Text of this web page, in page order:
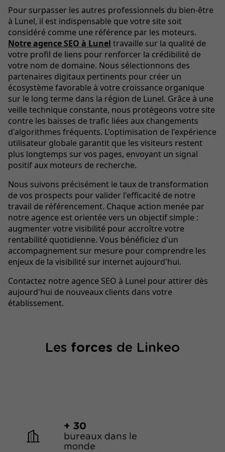
Pour surpasser les autres professionnels du bien-être
à Lunel, il est indispensable que votre site soit
considéré comme une référence par les moteurs.
Notre agence SEO à Lunel travaille sur la qualité de
votre profil de liens pour renforcer la crédibilité de
votre nom de domaine. Nous sélectionnons des
partenaires digitaux pertinents pour créer un
écosystème favorable à votre croissance organique
sur le long terme dans la région de Lunel. Grâce à une
veille technique constante, nous protégeons votre site
contre les baisses de trafic liées aux changements
d'algorithmes fréquents. L'optimisation de l'expérience
utilisateur globale garantit que les visiteurs restent
plus longtemps sur vos pages, envoyant un signal
positif aux moteurs de recherche.
Nous suivons précisément le taux de transformation
de vos prospects pour valider l'efficacité de notre
travail de référencement. Chaque action menée par
notre agence est orientée vers un objectif simple :
augmenter votre visibilité pour accroître votre
rentabilité quotidienne. Vous bénéficiez d'un
accompagnement sur mesure pour comprendre les
enjeux de la visibilité sur internet aujourd'hui.
Contactez notre agence SEO à Lunel pour attirer dès
aujourd'hui de nouveaux clients dans votre
établissement.
Les forces de Linkeo
+ 30
bureaux dans le
monde